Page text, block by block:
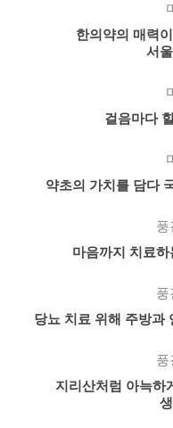
한의약의 매력
서
걸음마다
약초의 가치를 담다
풍
마음까지 치료
풍
당뇨 치료 위해 주방과
풍
지리산처럼 아늑하